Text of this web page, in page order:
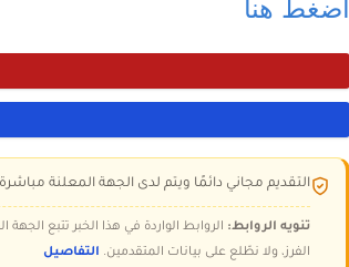
التقديم مجاني دائمًا ويتم لدى الجهة المعلنة
تنويه الروابط: الروابط الواردة في هذا الخبر تتبع
الفرز، ولا نطّلع على بيانات المتقدمين. التفاصيل